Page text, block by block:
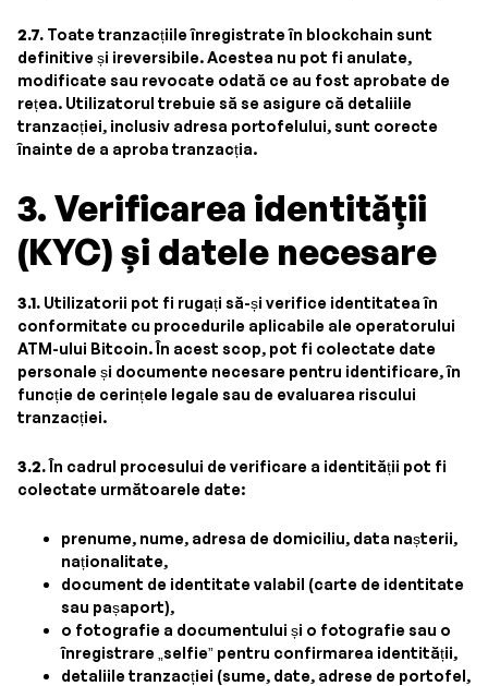
2.7. Toate tranzacțiile înregistrate în blockchain sunt
definitive și ireversibile. Acestea nu pot fi anulate,
modificate sau revocate odată ce au fost aprobate de
rețea. Utilizatorul trebuie să se asigure că detaliile
tranzacției, inclusiv adresa portofelului, sunt corecte
înainte de a aproba tranzacția.
3. Verificarea identității
(KYC) și datele necesare
3.1. Utilizatorii pot fi rugați să-și verifice identitatea în
conformitate cu procedurile aplicabile ale operatorului
ATM-ului Bitcoin. În acest scop, pot fi colectate date
personale și documente necesare pentru identificare, în
funcție de cerințele legale sau de evaluarea riscului
tranzacției.
3.2.În cadrul procesului de verificare a identității pot fi
colectate următoarele date:
prenume, nume, adresa de domiciliu, data nașterii,
naționalitate,
document de identitate valabil (carte de identitate
sau pașaport),
o fotografie a documentului și o fotografie sau o
înregistrare „selfie” pentru confirmarea identității,
detaliile tranzacției (sume, date, adrese de portofel,